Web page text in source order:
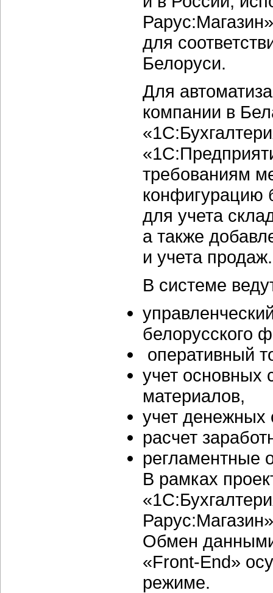
для
Белоруси.
Для
компании в
требованиям
конфигурацию
для учета
а также
и учета продаж.
В системе
белорусского
оперативный
учет основных
материалов,
учет денежных
расчет
регламентные
В рамках
Обмен
«Front-End»
режиме.